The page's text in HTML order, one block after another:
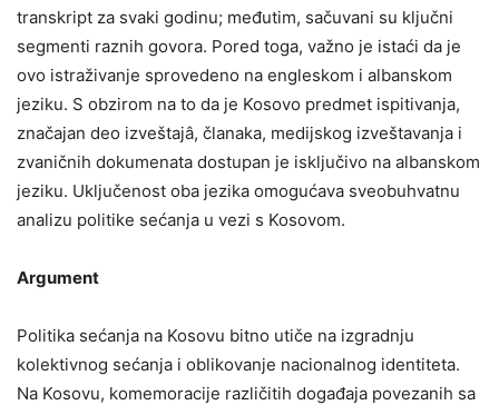
transkript za svaki godinu; međutim, sačuvani su ključni
segmenti raznih govora. Pored toga, važno je istaći da je
ovo istraživanje sprovedeno na engleskom i albanskom
jeziku. S obzirom na to da je Kosovo predmet ispitivanja,
značajan deo izveštajâ, članaka, medijskog izveštavanja i
zvaničnih dokumenata dostupan je isključivo na albanskom
jeziku. Uključenost oba jezika omogućava sveobuhvatnu
analizu politike sećanja u vezi s Kosovom.
Argument
Politika sećanja na Kosovu bitno utiče na izgradnju
kolektivnog sećanja i oblikovanje nacionalnog identiteta.
Na Kosovu, komemoracije različitih događaja povezanih sa